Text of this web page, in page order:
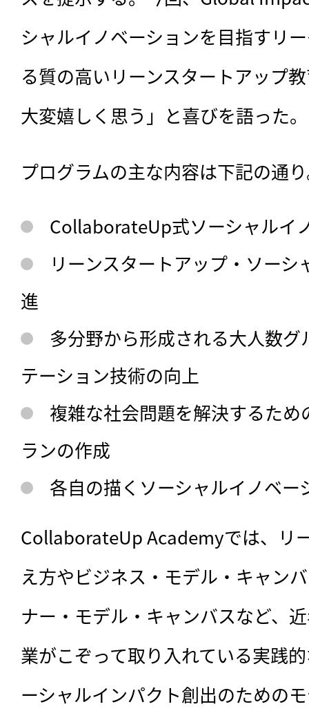
シャルイノベーションを目指すリ
る質の高いリーンスタートアップ
大変嬉しく思う」と喜びを語った。
プログラムの主な内容は下記の通
CollaborateUp式ソーシャルイ
リーンスタートアップ・ソー
進
多分野から形成される大人数
テーション技術の向上
複雑な社会問題を解決するた
ランの作成
各自の描くソーシャルイノベー
CollaborateUp Academyでは、リ
え方やビジネス・モデル・キャン
ナー・モデル・キャンバスなど、
業がこぞって取り入れている実践
ーシャルインパクト創出のための